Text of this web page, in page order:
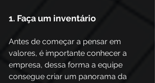
1. Faça um inventário
Antes de começar a pensar em
valores, é importante conhecer a
empresa, dessa forma a equipe
consegue criar um panorama da